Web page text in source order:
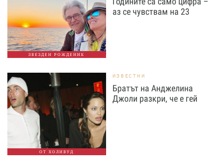
ЗВЕЗДЕН РОЖДЕНИК
аз се чувствам на 23
ОТ ХОЛИВУД
ИЗВЕСТНИ
Братът на Анджелина
Джоли разкри, че е гей